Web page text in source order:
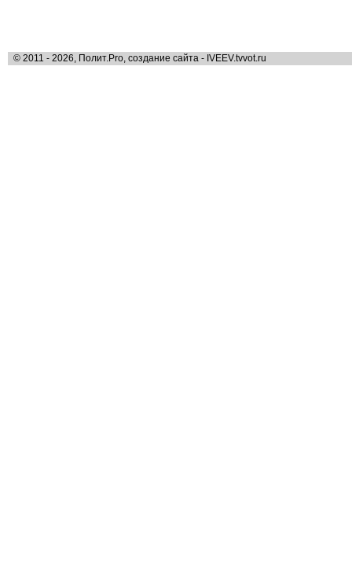
© 2011 - 2026, Полит.Pro, создание сайта - IVEEV.tvvot.ru